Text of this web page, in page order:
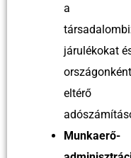
a
járulékokat
országonként
eltérő
Munkaerő-